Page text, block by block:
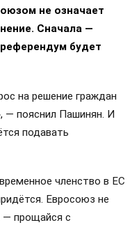
не означает
Сначала —
будет
на решение граждан
— пояснил Пашинян. И
подавать
членство в ЕС
Евросоюз не
— прощайся с